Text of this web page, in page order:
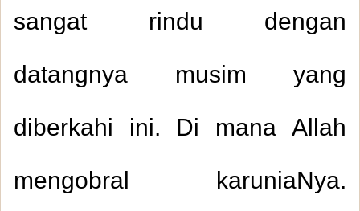
sangat rindu dengan
datangnya musim yang
diberkahi ini. Di mana Allah
mengobral karuniaNya.